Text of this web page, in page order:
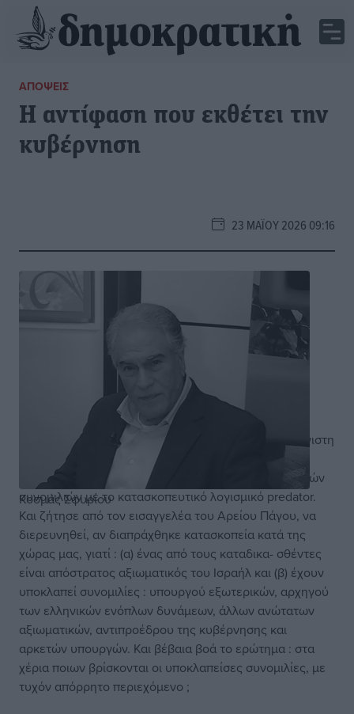
ΑΠΌΨΕΙΣ
Η αντίφαση που εκθέτει την
κυβέρνηση
23 ΜΑΪ́ΟΥ 2026 09:16
Κοσμάς Σφυρίου
Το Πρωτοδικείο της Αθήνας καταδίκασε – με την μέγιστη
προβλεπόμενη από το νόμο ποινή – τους 4
κατηγορούμενους για τις υποκλοπές των τηλεφωνικών
συνομιλιών με το κατασκοπευτικό λογισμικό predator.
Και ζήτησε από τον εισαγγελέα του Αρείου Πάγου, να
διερευνηθεί, αν διαπράχθηκε κατασκοπεία κατά της
χώρας μας, γιατί : (α) ένας από τους καταδικα- σθέντες
είναι απόστρατος αξιωματικός του Ισραήλ και (β) έχουν
υποκλαπεί συνομιλίες : υπουργού εξωτερικών, αρχηγού
των ελληνικών ενόπλων δυνάμεων, άλλων ανώτατων
αξιωματικών, αντιπροέδρου της κυβέρνησης και
αρκετών υπουργών. Και βέβαια βοά το ερώτημα : στα
χέρια ποιων βρίσκονται οι υποκλαπείσες συνομιλίες, με
τυχόν απόρρητο περιεχόμενο ;